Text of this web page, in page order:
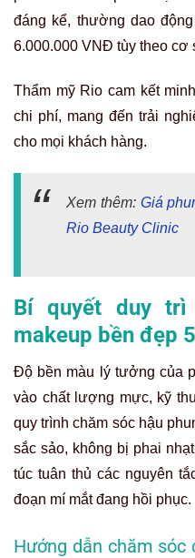
đáng kể, thường dao
6.000.000 VNĐ tùy theo cơ
Thẩm mỹ Rio cam kết
chi phí, mang đến trải
cho mọi khách hàng.
Xem thêm: Giá
Rio Beauty Clinic
Bí quyết duy trì
makeup bền đẹp
Độ bền màu lý tưởng của
vào chất lượng mực, kỹ
quy trình chăm sóc hậu
sắc sảo, không bị phai
túc tuân thủ các nguyên
đoạn mí mắt đang hồi phục.
Hướng dẫn chăm sóc